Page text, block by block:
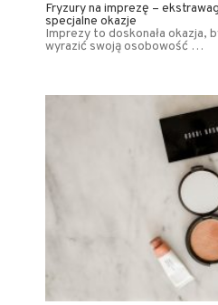
Fryzury na imprezę –
specjalne okazje
Imprezy to doskonała okazja,
wyrazić swoją osobowość …